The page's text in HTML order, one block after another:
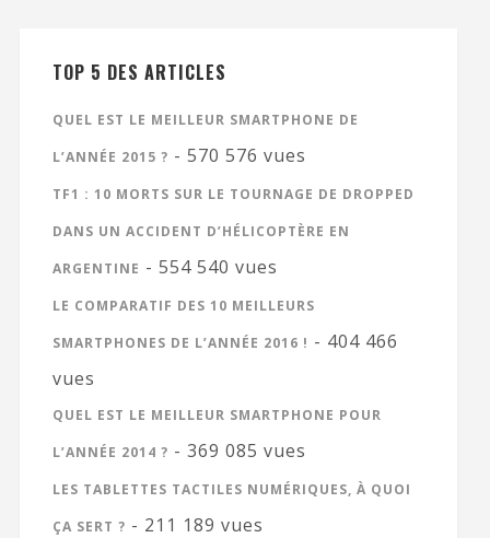
TOP 5 DES ARTICLES
QUEL EST LE MEILLEUR SMARTPHONE DE
L’ANNÉE 2015 ? - 570 576 vues
TF1 : 10 MORTS SUR LE TOURNAGE DE DROPPED
DANS UN ACCIDENT D’HÉLICOPTÈRE EN
ARGENTINE - 554 540 vues
LE COMPARATIF DES 10 MEILLEURS
SMARTPHONES DE L’ANNÉE 2016 ! - 404 466
vues
QUEL EST LE MEILLEUR SMARTPHONE POUR
L’ANNÉE 2014 ? - 369 085 vues
LES TABLETTES TACTILES NUMÉRIQUES, À QUOI
ÇA SERT ? - 211 189 vues